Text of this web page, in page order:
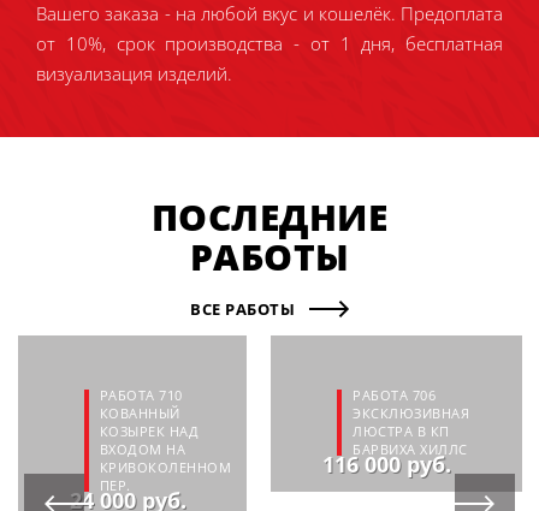
Вашего заказа - на любой вкус и кошелёк. Предоплата
от 10%, срок производства - от 1 дня, бесплатная
визуализация изделий.
ПОСЛЕДНИЕ
РАБОТЫ
ВСЕ РАБОТЫ
РАБОТА 710
КОВАННЫЙ
КОЗЫРЕК НАД
ВХОДОМ НА
КРИВОКОЛЕННОМ
ПЕР.
24 000 руб.
РАБОТА 706
ЭКСКЛЮЗИВНАЯ
ЛЮСТРА В КП
БАРВИХА ХИЛЛС
116 000 руб.